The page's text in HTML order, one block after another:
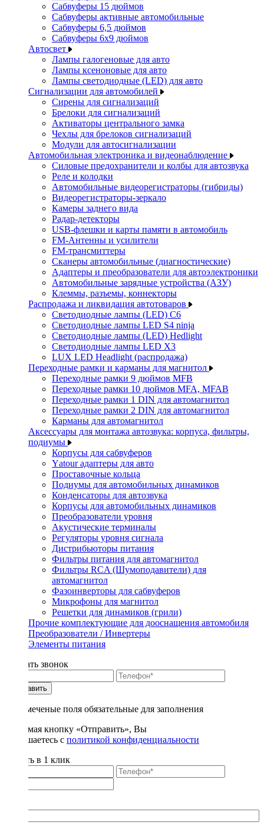
Сабвуферы 15 дюймов
Сабвуферы активные автомобильные
Сабвуферы 6,5 дюймов
Сабвуферы 6x9 дюймов
Автосвет
Лампы галогеновые для авто
Лампы ксеноновые для авто
Лампы светодиодные (LED) для авто
Сигнализации для автомобилей
Сирены для сигнализаций
Брелоки для сигнализаций
Активаторы центрального замка
Чехлы для брелоков сигнализаций
Модули для автосигнализации
Автомобильная электроника и видеонаблюдение
Силовые предохранители и колбы для автозвука
Реле и колодки
Автомобильные видеорегистраторы (гибриды)
Видеорегистраторы-зеркало
Камеры заднего вида
Радар-детекторы
USB-флешки и карты памяти в автомобиль
FM-Антенны и усилители
FM-трансмиттеры
Сканеры автомобильные (диагностические)
Адаптеры и преобразователи для автоэлектроники
Автомобильные зарядные устройства (АЗУ)
Клеммы, разъемы, коннекторы
Распродажа и ликвидация автотоваров
Светодиодные лампы (LED) C6
Светодиодные лампы LED S4 ninja
Светодиодные лампы (LED) Hedlight
Светодиодные лампы LED X3
LUX LED Headlight (распродажа)
Переходные рамки и карманы для магнитол
Переходные рамки 9 дюймов MFB
Переходные рамки 10 дюймов MFA, MFAB
Переходные рамки 1 DIN для автомагнитол
Переходные рамки 2 DIN для автомагнитол
Карманы для автомагнитол
Аксессуары для монтажа автозвука: корпуса, фильтры,
подиумы
Корпусы для сабвуферов
Yаtour адаптеры для авто
Проставочные кольца
Подиумы для автомобильных динамиков
Конденсаторы для автозвука
Корпусы для автомобильных динамиков
Преобразователи уровня
Акустические терминалы
Регуляторы уровня сигнала
Дистрибьюторы питания
Фильтры питания для автомагнитол
Фильтры RCA (Шумоподавители) для
автомагнитол
Фазоинверторы для сабвуферов
Микрофоны для магнитол
Решетки для динамиков (грили)
Прочие комплектующие для дооснащения автомобиля
Преобразователи / Инвертеры
Элементы питания
Заказать звонок
Отправить
* - отмеченые поля обязательные для заполнения
Нажимая кнопку «Отправить», Вы
соглашаетесь с политикой конфиденциальности
Купить в 1 клик